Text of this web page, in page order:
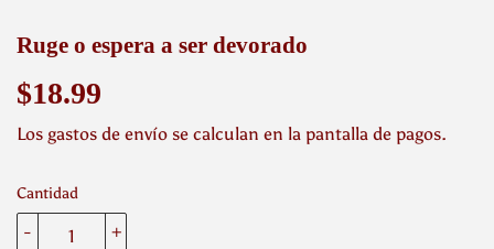
Ruge o espera a ser devorado
$18.99
Los gastos de envío se calculan en la pantalla de pagos.
Cantidad
+
-